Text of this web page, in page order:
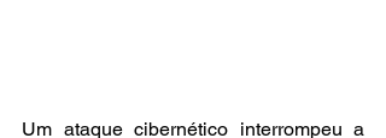
Um ataque cibernético interrompeu a